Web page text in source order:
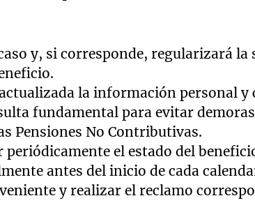
y, si corresponde, regularizará la
la información personal y
fundamental para evitar
Pensiones No Contributivas.
el estado del
antes del inicio de cada
y realizar el reclamo